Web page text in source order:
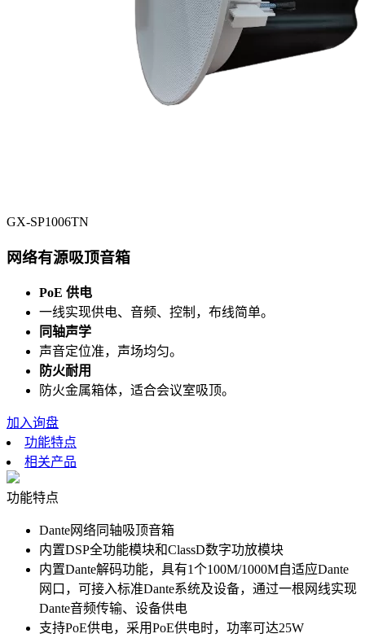
GX-SP1006TN
网络有源吸顶音箱
PoE 供电
一线实现供电、音频、控制，布线简单。
同轴声学
声音定位准，声场均匀。
防火耐用
防火金属箱体，适合会议室吸顶。
加入询盘
功能特点
相关产品
功能特点
Dante网络同轴吸顶音箱
内置DSP全功能模块和ClassD数字功放模块
内置Dante解码功能，具有1个100M/1000M自适应Dante
网口，可接入标准Dante系统及设备，通过一根网线实现
Dante音频传输、设备供电
支持PoE供电，采用PoE供电时，功率可达25W